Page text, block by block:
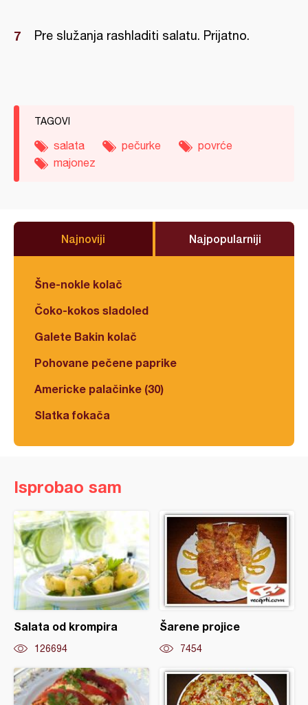
Pre služanja rashladiti salatu. Prijatno.
TAGOVI
salata pečurke
povrće
majonez
Najnoviji Najpopularniji
Šne-nokle kolač
Čoko-kokos sladoled
Galete Bakin kolač
Pohovane pečene paprike
Americke palačinke (30)
Slatka fokača
Isprobao sam
Salata od krompira
126694
Šarene projice
7454